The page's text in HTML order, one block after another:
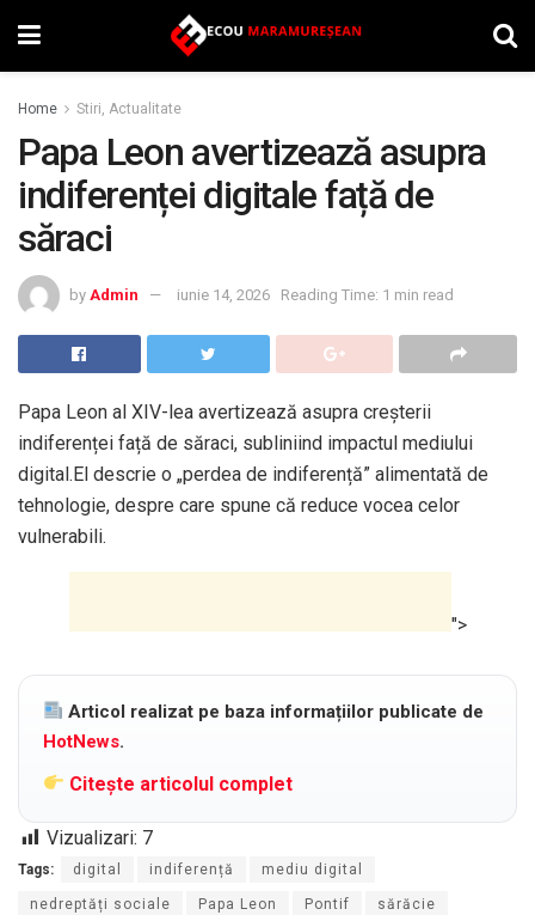
Home Stiri, Actualitate
Papa Leon avertizează asupra
indiferenței digitale față de
săraci
by Admin iunie 14, 2026 Reading Time: 1 min read
Papa Leon al XIV-lea avertizează asupra creșterii
indiferenței față de săraci, subliniind impactul mediului
digital.El descrie o „perdea de indiferență” alimentată de
tehnologie, despre care spune că reduce vocea celor
vulnerabili.
">
Articol realizat pe baza informațiilor publicate de
HotNews.
Citește articolul complet
Vizualizari: 7
Tags: digital indiferență mediu digital
nedreptăți sociale Papa Leon Pontif sărăcie